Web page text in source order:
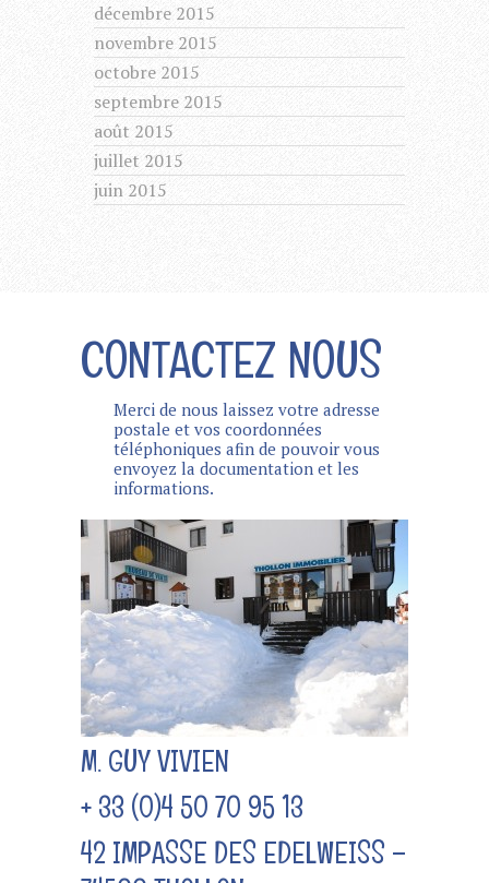
décembre 2015
novembre 2015
octobre 2015
septembre 2015
août 2015
juillet 2015
juin 2015
CONTACTEZ NOUS
Merci de nous laissez votre adresse
postale et vos coordonnées
téléphoniques afin de pouvoir vous
envoyez la documentation et les
informations.
M. GUY VIVIEN
+ 33 (0)4 50 70 95 13
42 IMPASSE DES EDELWEISS –